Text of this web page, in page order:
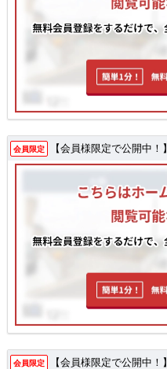
会員限定 【会員様限定で公開中！】
会員限定 【会員様限定で公開中！】